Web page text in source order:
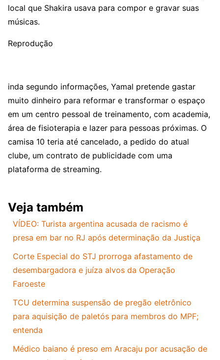
local que Shakira usava para compor e gravar suas
músicas.
Reprodução
inda segundo informações, Yamal pretende gastar
muito dinheiro para reformar e transformar o espaço
em um centro pessoal de treinamento, com academia,
área de fisioterapia e lazer para pessoas próximas. O
camisa 10 teria até cancelado, a pedido do atual
clube, um contrato de publicidade com uma
plataforma de streaming.
Veja também
VÍDEO: Turista argentina acusada de racismo é
presa em bar no RJ após determinação da Justiça
Corte Especial do STJ prorroga afastamento de
desembargadora e juíza alvos da Operação
Faroeste
TCU determina suspensão de pregão eletrônico
para aquisição de paletós para membros do MPF;
entenda
Médico baiano é preso em Aracaju por acusação de